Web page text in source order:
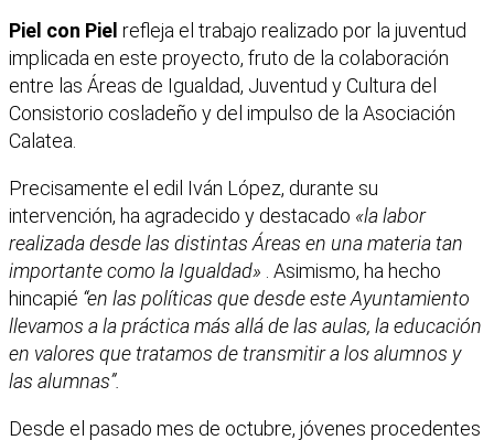
Piel con Piel refleja el trabajo realizado por la juventud
implicada en este proyecto, fruto de la colaboración
entre las Áreas de Igualdad, Juventud y Cultura del
Consistorio cosladeño y del impulso de la Asociación
Calatea.
Precisamente el edil Iván López, durante su
intervención, ha agradecido y destacado «la labor
realizada desde las distintas Áreas en una materia tan
importante como la Igualdad» . Asimismo, ha hecho
hincapié “en las políticas que desde este Ayuntamiento
llevamos a la práctica más allá de las aulas, la educación
en valores que tratamos de transmitir a los alumnos y
las alumnas”.
Desde el pasado mes de octubre, jóvenes procedentes